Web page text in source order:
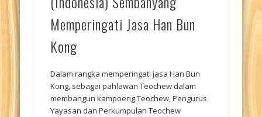
Memperingati Jasa Han Bun
Kong
Dalam rangka memperingati jasa Han Bun
Kong, sebagai pahlawan Teochew dalam
membangun kampoeng Teochew, Pengurus
Yayasan dan Perkumpulan Teochew